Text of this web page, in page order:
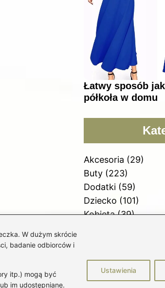
W dużym skrócie
badanie odbiorców i
itp.) mogą być
im udostępniane.
Ustawienia
Łatwy sposób
półkoła w domu
Akcesoria (29)
Buty(223)
Dodatki(59)
Dziecko (101)
Kobieta(39)